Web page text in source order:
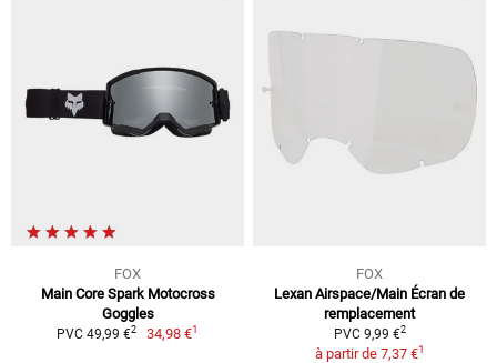
FOX
Main Core Spark Motocross
Goggles
PVC 49,99 €2 34,98 €1
FOX
Lexan Airspace/Main Écran de
remplacement
PVC 9,99 €2
à partir de 7,37 €1